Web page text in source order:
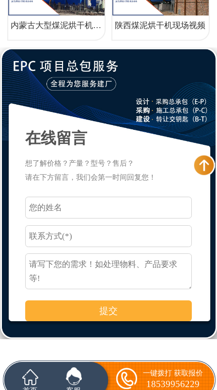
内蒙古大型煤泥烘干机运行现场 陕西煤泥烘干机现场视频
在线留言
想了解价格？产量？型号？售后？
请在下方留言，我们会第一时间回复您！
一键拨打 获取报价
18539956229